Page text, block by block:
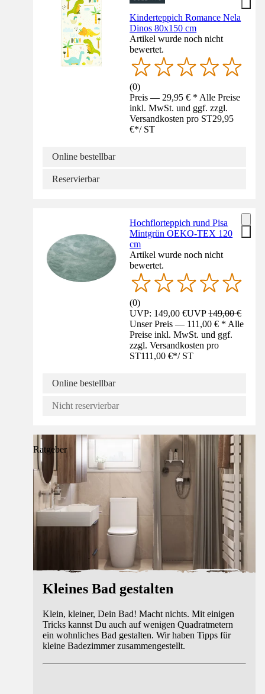
Kinderteppich Romance Nela
Dinos 80x150 cm
Artikel wurde noch nicht
bewertet.
(0)
Preis — 29,95 € * Alle Preise
inkl. MwSt. und ggf. zzgl.
Versandkosten pro ST29,95
€*/ ST
Online bestellbar
Reservierbar
Hochflorteppich rund Pisa
Mintgrün OEKO-TEX 120
cm
Artikel wurde noch nicht
bewertet.
(0)
UVP: 149,00 €UVP149,00 €
Unser Preis — 111,00 € * Alle
Preise inkl. MwSt. und ggf.
zzgl. Versandkosten pro
ST111,00 €*/ ST
Online bestellbar
Nicht reservierbar
Ratgeber
Kleines Bad gestalten
Klein, kleiner, Dein Bad! Macht nichts. Mit einigen
Tricks kannst Du auch auf wenigen Quadratmetern
ein wohnliches Bad gestalten. Wir haben Tipps für
kleine Badezimmer zusammengestellt.